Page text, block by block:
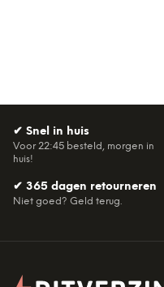
✔ Snel in huis
Voor 22:45 besteld, morgen in
huis!
✔ 365 dagen retourneren
Niet goed? Geld terug.